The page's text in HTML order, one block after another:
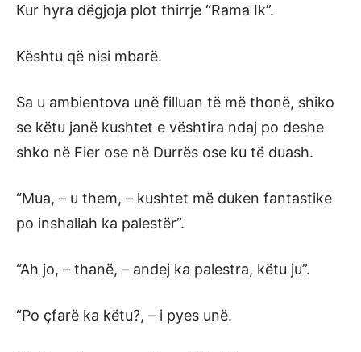
Kur hyra dëgjoja plot thirrje “Rama Ik”.
Kështu që nisi mbarë.
Sa u ambientova unë filluan të më thonë, shiko
se këtu janë kushtet e vështira ndaj po deshe
shko në Fier ose në Durrës ose ku të duash.
“Mua, – u them, – kushtet më duken fantastike
po inshallah ka palestër”.
“Ah jo, – thanë, – andej ka palestra, këtu ju”.
“Po çfarë ka këtu?, – i pyes unë.